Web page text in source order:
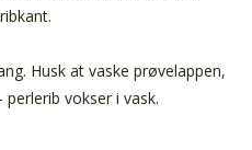
Husk at vaske prøvelappen,
vokser i vask.